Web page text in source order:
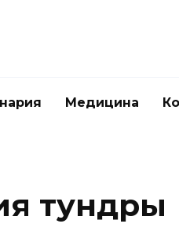
Медицина
тундры